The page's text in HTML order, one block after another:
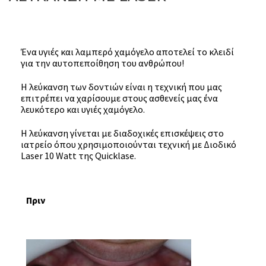
Ένα υγιές και λαμπερό χαμόγελο αποτελεί το κλειδί
για την αυτοπεποίθηση του ανθρώπου!
Η λεύκανση των δοντιών είναι η τεχνική που μας
επιτρέπει να χαρίσουμε στους ασθενείς μας ένα
λευκότερο και υγιές χαμόγελο.
Η λεύκανση γίνεται με διαδοχικές επισκέψεις στο
ιατρείο όπου χρησιμοποιούνται τεχνική με Διοδικό
Laser 10 Watt της Quicklase.
Πριν